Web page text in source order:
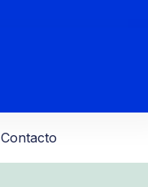
Contacto